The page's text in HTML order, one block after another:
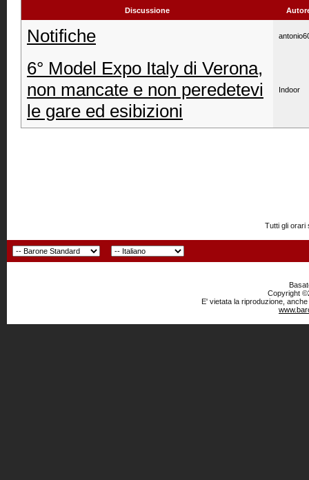
Discussione
Notifiche
6° Model Expo Italy di Verona,
non mancate e non peredetevi
le gare ed esibizioni
Indoor
Tutti gli orari
Copyright
E' vietata la riproduzione,